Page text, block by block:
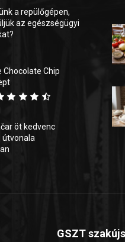
a repülőgépen,
az egészségügyi
Chocolate Chip
öt kedvenc
útvonala
GSZT